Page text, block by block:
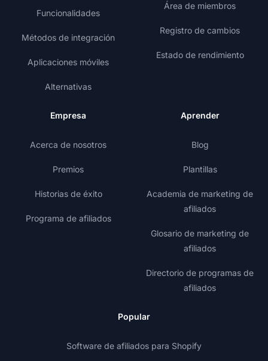
Funcionalidades
Métodos de integración
Aplicaciones móviles
Alternativas
Área de miembros
Registro de cambios
Estado de rendimiento
Empresa
Acerca de nosotros
Premios
Historias de éxito
Programa de afiliados
Aprender
Blog
Plantillas
Academia de marketing de
afiliados
Glosario de marketing de
afiliados
Directorio de programas de
afiliados
Popular
Software de afiliados para Shopify